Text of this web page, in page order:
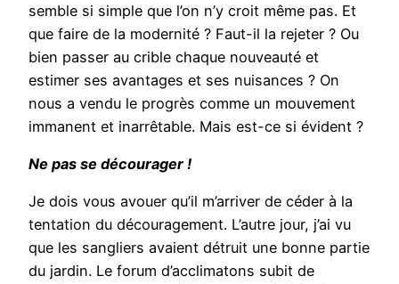
semble si simple que l’on n’y croit même pas. Et
que faire de la modernité ? Faut-il la rejeter ? Ou
bien passer au crible chaque nouveauté et
estimer ses avantages et ses nuisances ? On
nous a vendu le progrès comme un mouvement
immanent et inarrêtable. Mais est-ce si évident ?
Ne pas se décourager !
Je dois vous avouer qu’il m’arriver de céder à la
tentation du découragement. L’autre jour, j’ai vu
que les sangliers avaient détruit une bonne partie
du jardin. Le forum d’acclimatons subit de